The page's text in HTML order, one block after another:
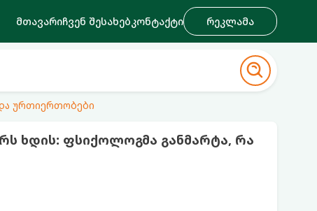
მთავარიჩვენ შესახებკონტაქტი რეკლამა
ურთიერთობები
ხდის: ფსიქოლოგმა განმარტა, რა